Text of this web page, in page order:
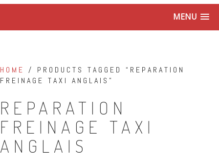
MENU
HOME / PRODUCTS TAGGED “REPARATION
FREINAGE TAXI ANGLAIS”
REPARATION
FREINAGE TAXI
ANGLAIS